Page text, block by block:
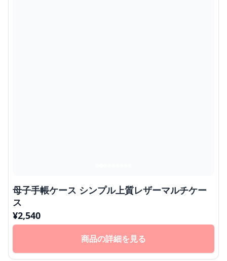
母子手帳ケース シンプル上質レザーマルチケー
ス
¥2,540
商品の詳細を見る